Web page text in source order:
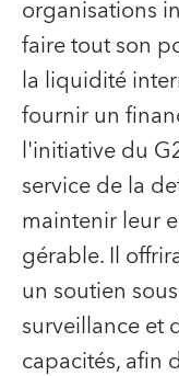
organisations
faire tout son
la liquidité
fournir un
l'initiative du
service de la
maintenir leur
gérable.Il
un soutien
surveillance et
capacités, afin